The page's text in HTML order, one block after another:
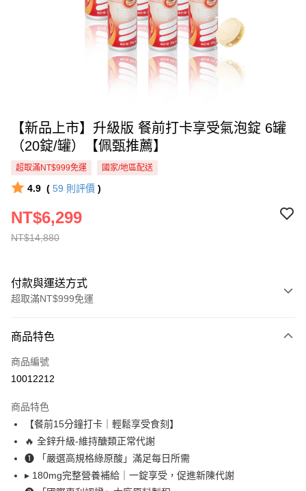
【新品上市】升級版 餐前打卡享受氣泡錠 6罐
（20錠/罐）【佩甄推薦】
超取滿NT$999免運 國家/地區配送
4.9 ( 59 則評價 )
NT$14,880
NT$6,299
付款與運送方式
超取滿NT$999免運
信用卡一次付款
超商取貨付款
Apple Pay
悠遊付
大哥付你分期
相關說明
商品特色
商品編號
10012212
商品特色
【餐前15分鐘打卡｜輕鬆享受食刻】
🔥 全鋅升級-維持醣類正常代謝
❶ 「嚴選高規格綠原酸」滿足每日所需
▸ 180mg完整營養補給｜一錠享受，促進新陳代謝